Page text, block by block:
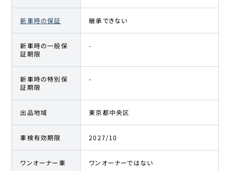
新車時の保証 継承できない
新車時の一般保
証期限
-
新車時の特別保
証期限
-
出品地域 東京都中央区
車検有効期限 2027/10
ワンオーナー車 ワンオーナーではない